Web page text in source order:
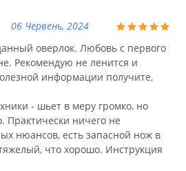
06 Червень, 2024
оверлок. Любовь с первого
Рекомендую не ленится и
информации получите,
- шьет в меру громко, но
Практически ничего не
нюансов, есть запасной нож в
что хорошо. Инструкция